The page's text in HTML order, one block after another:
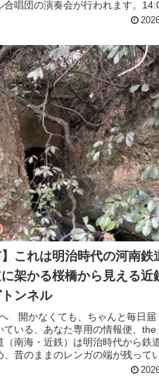
唱団の演奏会が行われます。
】これは明治時代の河南鉄
架かる桜橋から見える近
ンネル
へ 開かなくても、ちゃんと毎日届
ている、あなた専用の情報便、
（南海・近鉄）は明治時代から鉄
、昔のままのレンガの端が残って